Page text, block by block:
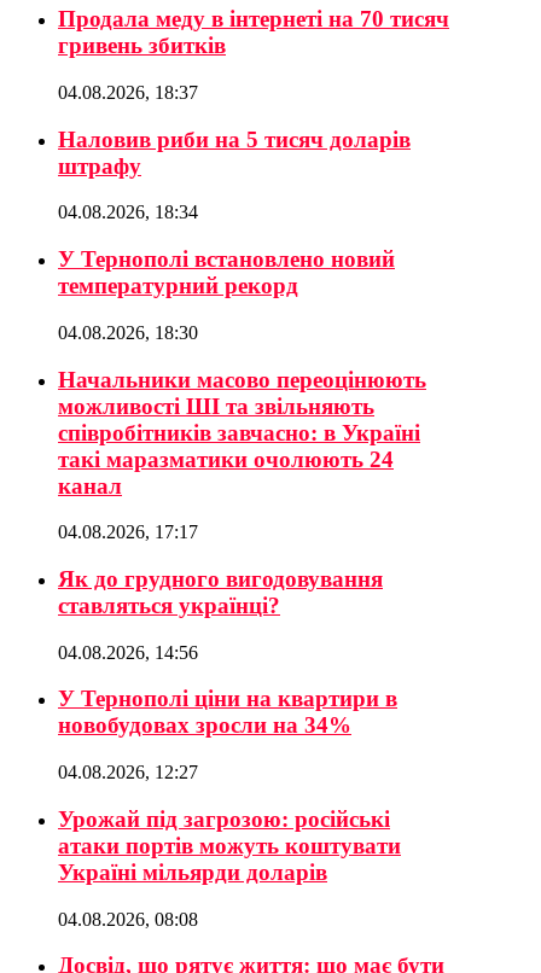
Продала меду в інтернеті на 70 тисяч
гривень збитків
04.08.2026, 18:37
Наловив риби на 5 тисяч доларів
штрафу
04.08.2026, 18:34
У Тернополі встановлено новий
температурний рекорд
04.08.2026, 18:30
Начальники масово переоцінюють
можливості ШІ та звільняють
співробітників завчасно: в Україні
такі маразматики очолюють 24
канал
04.08.2026, 17:17
Як до грудного вигодовування
ставляться українці?
04.08.2026, 14:56
У Тернополі ціни на квартири в
новобудовах зросли на 34%
04.08.2026, 12:27
Урожай під загрозою: російські
атаки портів можуть коштувати
Україні мільярди доларів
04.08.2026, 08:08
Досвід, що рятує життя: що має бути